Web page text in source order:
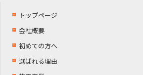
トップページ
会社概要
初めての方へ
選ばれる理由